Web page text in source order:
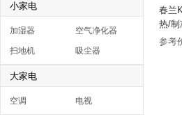
小家电
加湿器 空气净化器
扫地机 吸尘器
大家电
空调 电视
春兰
热/制
参考